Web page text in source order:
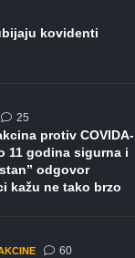
komentara
kovidenti
25komentara
protiv COVIDA-
11 godina sigurna i
odgovor
kažu ne tako brzo
60komentara